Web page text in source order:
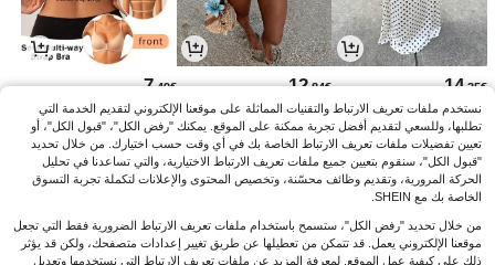
14.35€
12.84€
7.49€
نستخدم ملفات تعريف الارتباط والتقنيات المماثلة على موقعنا الإلكتروني لتقديم الخدمة التي
تطلبها، وللسعي لتقديم أفضل تجربة ممكنة على الموقع. يمكنك "رفض الكل"، "قبول الكل"، أو
تعيين تفضيلات ملفات تعريف الارتباط الخاصة بك في أي وقت حسب اختيارك. من خلال تحديد
"قبول الكل"، سنقوم بتعيين جميع ملفات تعريف الارتباط الاختيارية، والتي تساعدنا في تحليل
الحركة المرورية، وتقديم وظائف محسّنة، وتخصيص المحتوى والإعلانات لتكملة تجربة التسوق
الخاصة بك مع SHEIN.
من خلال تحديد "رفض الكل"، ستسمح باستخدام ملفات تعريف الارتباط الضرورية فقط التي تجعل
موقعنا الإلكتروني يعمل. قد تتمكن من تعطيلها عن طريق تغيير إعدادات متصفحك، ولكن قد يؤثر
ذلك على كيفية عمل الموقع. لمعرفة المزيد عن ملفات تعريف الارتباط التي نستخدمها وتعديل